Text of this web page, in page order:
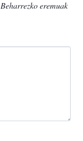
Beharrezko eremuak